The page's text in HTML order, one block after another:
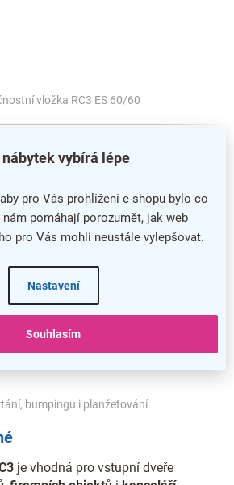
vybírá lépe
pro Vás prohlížení e-shopu bylo co
pomáhají porozumět, jak web
pro Vás mohli neustále vylepšovat.
Nastavení
Souhlasím
vložka RC3 ES 60/60
bumpingu i planžetování
je vhodná pro vstupní dveře